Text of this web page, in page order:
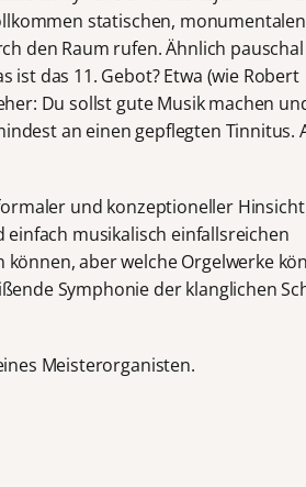
statischen,
den Raum rufen. Ähnlich
ist das 11. Gebot? Etwa (wie Robert
Du sollst gute Musik machen
an einen gepflegten Tinnitus.
und konzeptioneller
musikalisch einfallsreichen
aber welche Orgelwerke
Symphonie der klanglichen
Meisterorganisten.